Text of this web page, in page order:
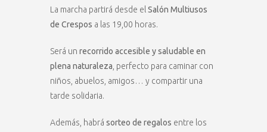
La marcha partirá desde el Salón Multiusos
de Crespos a las 19,00 horas.
Será un recorrido accesible y saludable en
plena naturaleza , perfecto para caminar con
niños, abuelos, amigos… y compartir una
tarde solidaria.
Además, habrá sorteo de regalos entre los